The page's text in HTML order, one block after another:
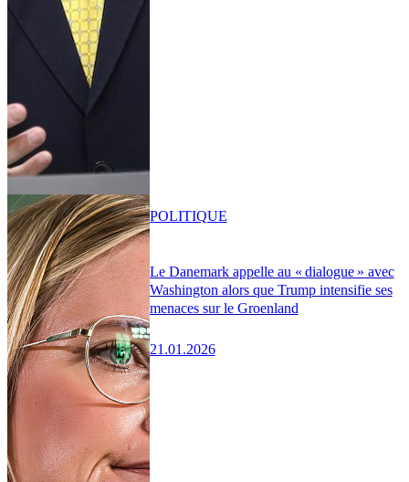
Le Danemark appelle au « dialogue » avec
Washington alors que Trump intensifie ses
menaces sur le Groenland
21.01.2026
POLITIQUE